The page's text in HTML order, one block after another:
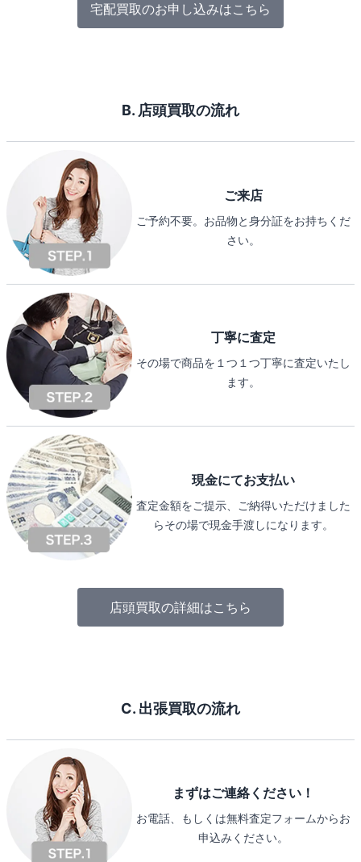
宅配買取のお申し込みはこちら
B. 店頭買取の流れ
ご来店
ご予約不要。お品物と身分証をお持ちくだ
さい。
丁寧に査定
その場で商品を１つ１つ丁寧に査定いたし
ます。
現金にてお支払い
査定金額をご提示、ご納得いただけました
らその場で現金手渡しになります。
店頭買取の詳細はこちら
C. 出張買取の流れ
まずはご連絡ください！
お電話、もしくは無料査定フォームからお
申込みください。